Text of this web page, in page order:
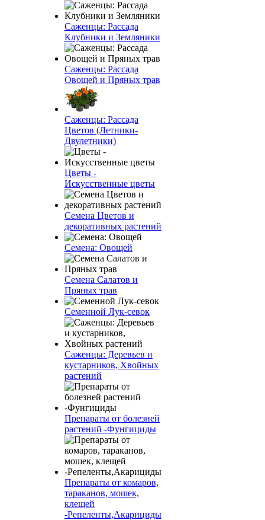
Саженцы: Рассада
Клубники и Земляники
Саженцы: Рассада
Овощей и Пряных трав
Саженцы: Рассада
Цветов (Летники-
Двулетники)
Цветы -
Искусственные цветы
Семена Цветов и
декоративных растений
Семена: Овощей
Семена Салатов и
Пряных трав
Семенной Лук-севок
Саженцы: Деревьев и
кустарников, Хвойных
растений
Препараты от болезней
растений -Фунгициды
Препараты от комаров,
тараканов, мошек,
клещей
-Репеленты,Акарициды